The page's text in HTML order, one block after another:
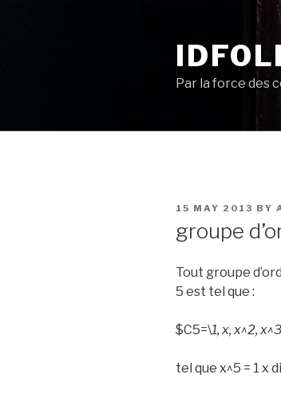
Par la force des
POSTED
15 MAY 2013 BY
groupe
Tout groupe
5 est tel que :
$C5=\1, x, x^2,
tel que x^5 = 1 x